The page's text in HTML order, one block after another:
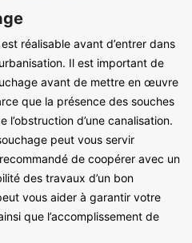
réalisable avant d’entrer dans
Il est important de
avant de mettre en œuvre
que la présence des souches
l’obstruction d’une canalisation.
peut vous servir
de coopérer avec un
des travaux d’un bon
vous aider à garantir votre
que l’accomplissement de